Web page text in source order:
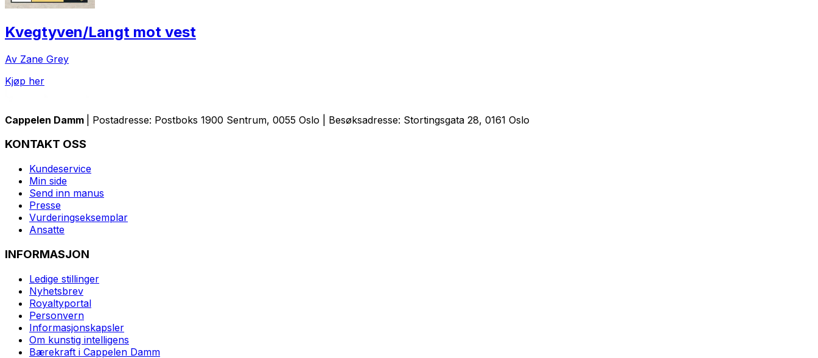
Kvegtyven/Langt mot vest
Av Zane Grey
Kjøp her
Cappelen Damm | Postadresse: Postboks 1900 Sentrum, 0055 Oslo | Besøksadresse: Stortingsgata 28, 0161 Oslo
KONTAKT OSS
Kundeservice
Min side
Send inn manus
Presse
Vurderingseksemplar
Ansatte
INFORMASJON
Ledige stillinger
Nyhetsbrev
Royaltyportal
Personvern
Informasjonskapsler
Om kunstig intelligens
Bærekraft i Cappelen Damm